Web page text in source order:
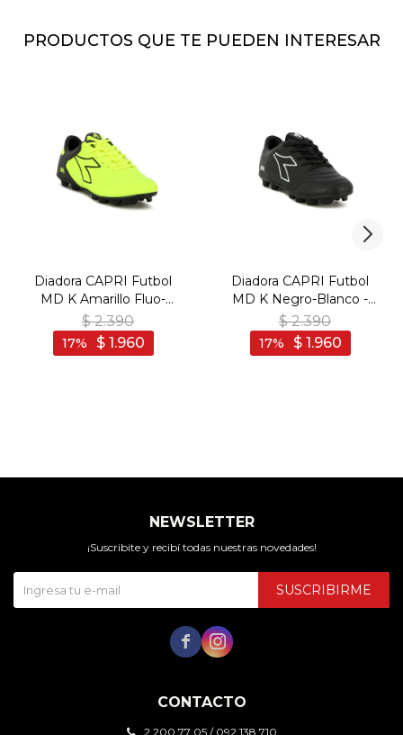
PRODUCTOS QUE TE PUEDEN INTERESAR
Diadora CAPRI Futbol
MD K Amarillo Fluo-
Negro - Amarillo Fluo-
Negro
$ 2.390
$ 1.960
17
Diadora CAPRI Futbol
MD K Negro-Blanco -
Negro-Blanco
$ 2.390
$ 1.960
17
CONTACTO
2 200 77 05 / 092 138 710
NEWSLETTER
¡Suscribite y recibí todas nuestras novedades!
SUSCRIBIRME
 